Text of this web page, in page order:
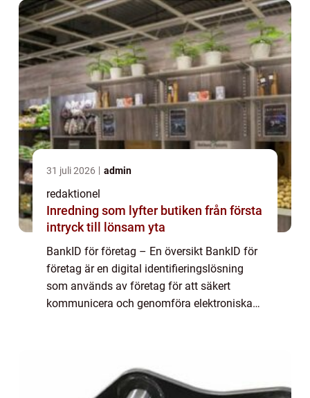
31 juli 2026 admin
redaktionel
Inredning som lyfter butiken från första
intryck till lönsam yta
BankID för företag – En översikt BankID för
företag är en digital identifieringslösning
som används av företag för att säkert
kommunicera och genomföra elektroniska